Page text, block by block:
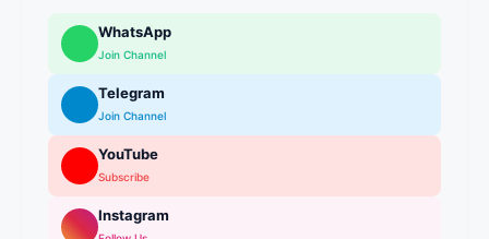
WhatsApp
Join Channel
Telegram
Join Channel
YouTube
Subscribe
Instagram